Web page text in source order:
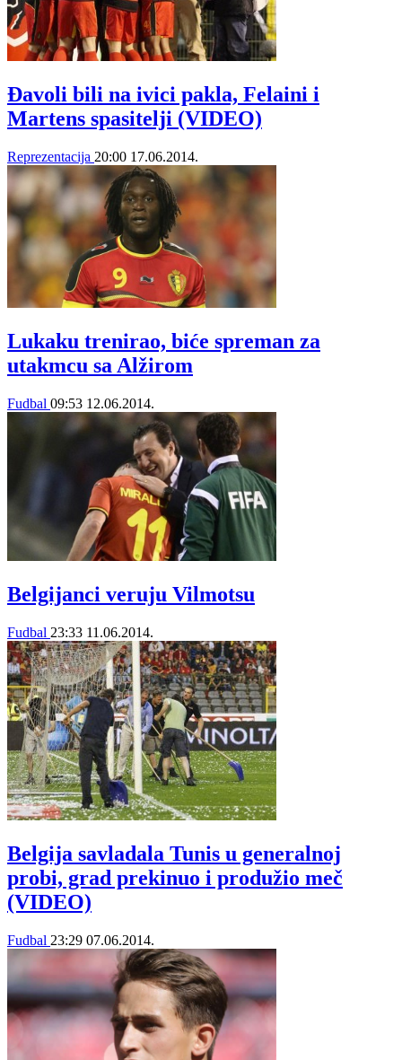
Đavoli bili na ivici pakla, Felaini i
Martens spasitelji (VIDEO)
Reprezentacija 20:00 17.06.2014.
Lukaku trenirao, biće spreman za
utakmcu sa Alžirom
Fudbal 09:53 12.06.2014.
Belgijanci veruju Vilmotsu
Fudbal 23:33 11.06.2014.
Belgija savladala Tunis u generalnoj
probi, grad prekinuo i produžio meč
(VIDEO)
Fudbal 23:29 07.06.2014.